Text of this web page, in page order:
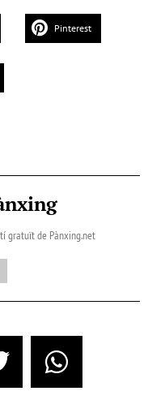
Pinterest
gratuït de Pànxing.net​